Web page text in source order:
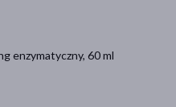
enzymatyczny, 60 ml